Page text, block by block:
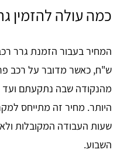
כמה עולה להזמין
ש"ח, כאשר מדובר על רכב
היותר. מחיר זה מתייחס
שעות העבודה המקובלות
השבוע.